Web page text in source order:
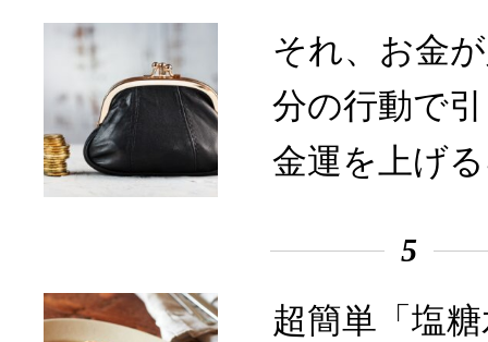
それ、お金
分の行動で
金運を上げ
5
超簡単「塩